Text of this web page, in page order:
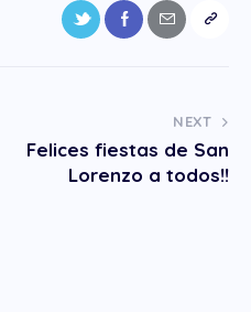
NEXT
Felices fiestas de San
Lorenzo a todos!!